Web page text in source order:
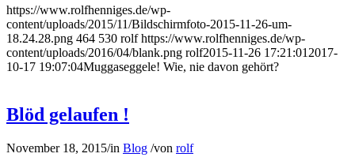
https://www.rolfhenniges.de/wp-
content/uploads/2015/11/Bildschirmfoto-2015-11-26-um-
18.24.28.png 464 530 rolf https://www.rolfhenniges.de/wp-
content/uploads/2016/04/blank.png rolf2015-11-26 17:21:01 2017-
10-17 19:07:04Muggaseggele! Wie, nie davon gehört?
Blöd gelaufen !
November 18, 2015/in Blog /von rolf